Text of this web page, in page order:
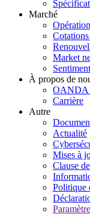
Marché
Market
À propos de
OANDA
Carrière
Autre
Actualité
Mises à
Clause
Politique